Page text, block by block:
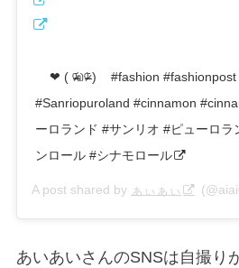
ㅤㅤㅤㅤㅤㅤㅤㅤㅤㅤㅤㅤㅤㅤㅤㅤㅤㅤㅤㅤㅤㅤㅤㅤㅤㅤ ㅤㅤㅤㅤㅤㅤㅤㅤㅤㅤㅤㅤㅤ ㅤㅤㅤㅤㅤㅤㅤㅤㅤㅤㅤㅤㅤ ㅤㅤㅤㅤㅤㅤㅤㅤㅤㅤㅤㅤㅤㅤㅤㅤㅤㅤㅤㅤㅤㅤㅤㅤㅤㅤ ❤︎ㅤㅤㅤㅤㅤㅤㅤㅤㅤㅤㅤㅤㅤ ( ᵒ̴̶̷᷄௰ᵒ̴̶̷᷅ )ㅤㅤㅤㅤㅤㅤㅤㅤㅤㅤㅤㅤㅤㅤㅤㅤㅤㅤㅤㅤㅤㅤㅤ
#Sanriopuroland #cinnamon
ーロランド #サンリオ #ピューロラ
ンロール #シナモロール
A post shared by ぁぃぁぃ
あいあいさんのSNSは自撮り